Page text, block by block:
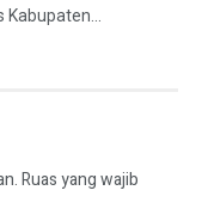
Ruas yang wajib